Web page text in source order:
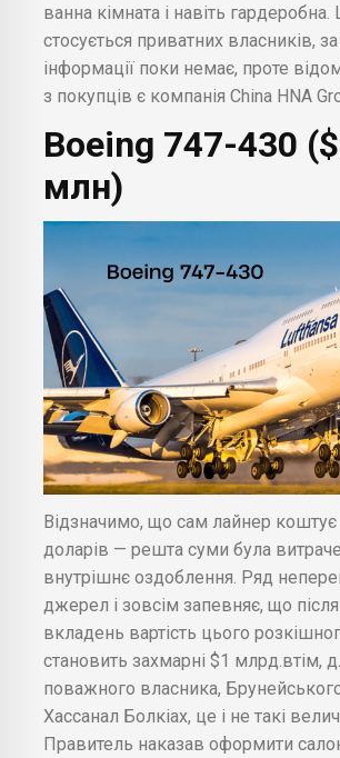
ванна кімната і навіть
стосується приватних власників,
інформації поки немає, проте
з покупців є компанія China HNA
Boeing 747-430
млн)
Відзначимо, що сам лайнер
доларів — решта суми була
внутрішнє оздоблення. Ряд
джерел і зовсім запевняє, що після
вкладень вартість цього
становить захмарні $1 млрд.втім,
поважного власника,
Хассанал Болкіах, це і не такі
Правитель наказав оформити